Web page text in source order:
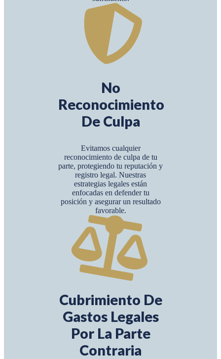
No
Reconocimiento
De Culpa
Evitamos cualquier
reconocimiento de culpa de tu
parte, protegiendo tu reputación y
registro legal. Nuestras
estrategias legales están
enfocadas en defender tu
posición y asegurar un resultado
favorable.
Cubrimiento De
Gastos Legales
Por La Parte
Contraria